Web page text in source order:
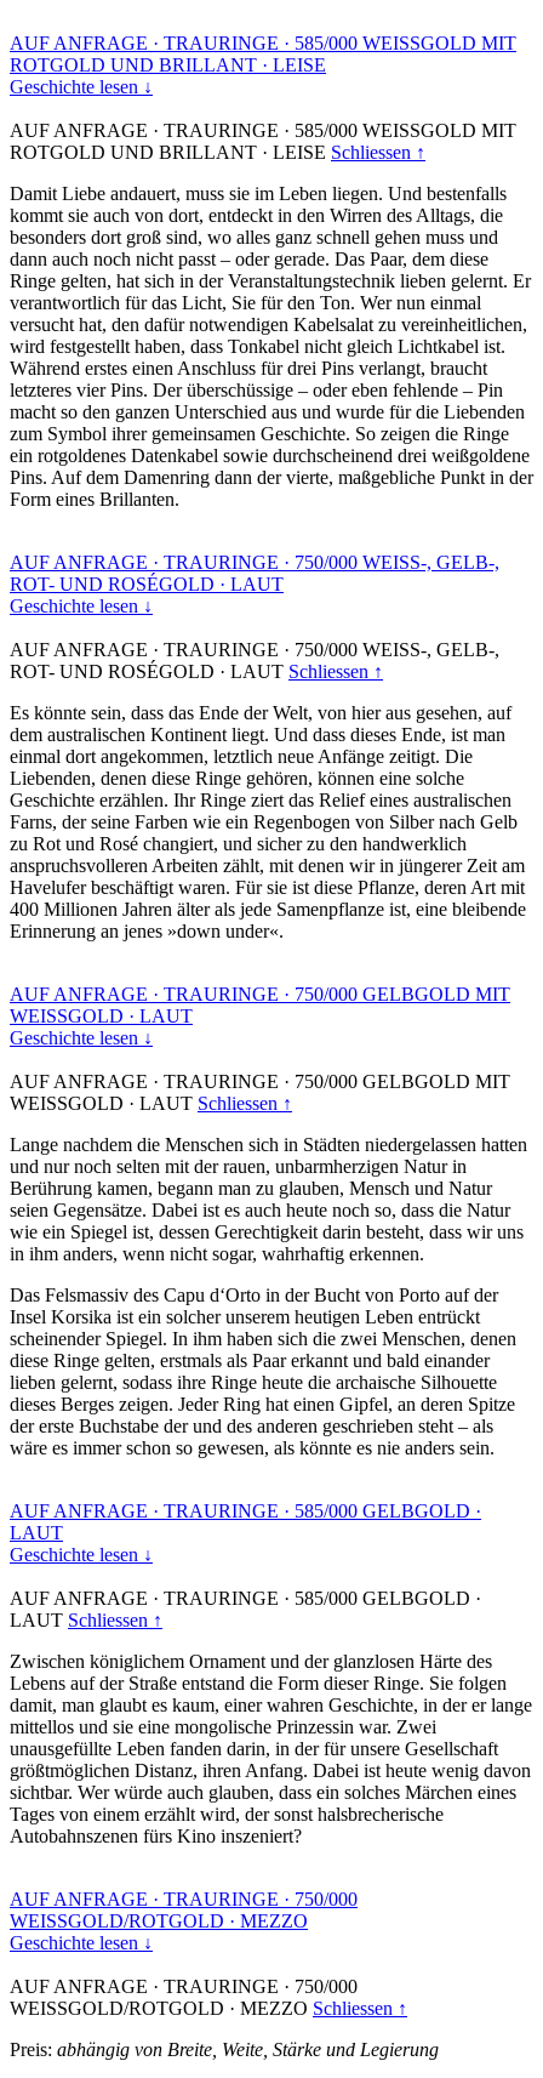
AUF ANFRAGE · TRAURINGE · 585/000 WEISSGOLD MIT
ROTGOLD UND BRILLANT · LEISE
Geschichte lesen ↓
AUF ANFRAGE · TRAURINGE · 585/000 WEISSGOLD MIT
ROTGOLD UND BRILLANT · LEISE Schliessen ↑
Damit Liebe andauert, muss sie im Leben liegen. Und bestenfalls
kommt sie auch von dort, entdeckt in den Wirren des Alltags, die
besonders dort groß sind, wo alles ganz schnell gehen muss und
dann auch noch nicht passt – oder gerade. Das Paar, dem diese
Ringe gelten, hat sich in der Veranstaltungstechnik lieben gelernt. Er
verantwortlich für das Licht, Sie für den Ton. Wer nun einmal
versucht hat, den dafür notwendigen Kabelsalat zu vereinheitlichen,
wird festgestellt haben, dass Tonkabel nicht gleich Lichtkabel ist.
Während erstes einen Anschluss für drei Pins verlangt, braucht
letzteres vier Pins. Der überschüssige – oder eben fehlende – Pin
macht so den ganzen Unterschied aus und wurde für die Liebenden
zum Symbol ihrer gemeinsamen Geschichte. So zeigen die Ringe
ein rotgoldenes Datenkabel sowie durchscheinend drei weißgoldene
Pins. Auf dem Damenring dann der vierte, maßgebliche Punkt in der
Form eines Brillanten.
AUF ANFRAGE · TRAURINGE · 750/000 WEISS-, GELB-,
ROT- UND ROSÉGOLD · LAUT
Geschichte lesen ↓
AUF ANFRAGE · TRAURINGE · 750/000 WEISS-, GELB-,
ROT- UND ROSÉGOLD · LAUT Schliessen ↑
Es könnte sein, dass das Ende der Welt, von hier aus gesehen, auf
dem australischen Kontinent liegt. Und dass dieses Ende, ist man
einmal dort angekommen, letztlich neue Anfänge zeitigt. Die
Liebenden, denen diese Ringe gehören, können eine solche
Geschichte erzählen. Ihr Ringe ziert das Relief eines australischen
Farns, der seine Farben wie ein Regenbogen von Silber nach Gelb
zu Rot und Rosé changiert, und sicher zu den handwerklich
anspruchsvolleren Arbeiten zählt, mit denen wir in jüngerer Zeit am
Havelufer beschäftigt waren. Für sie ist diese Pflanze, deren Art mit
400 Millionen Jahren älter als jede Samenpflanze ist, eine bleibende
Erinnerung an jenes »down under«.
AUF ANFRAGE · TRAURINGE · 750/000 GELBGOLD MIT
WEISSGOLD · LAUT
Geschichte lesen ↓
AUF ANFRAGE · TRAURINGE · 750/000 GELBGOLD MIT
WEISSGOLD · LAUT Schliessen ↑
Lange nachdem die Menschen sich in Städten niedergelassen hatten
und nur noch selten mit der rauen, unbarmherzigen Natur in
Berührung kamen, begann man zu glauben, Mensch und Natur
seien Gegensätze. Dabei ist es auch heute noch so, dass die Natur
wie ein Spiegel ist, dessen Gerechtigkeit darin besteht, dass wir uns
in ihm anders, wenn nicht sogar, wahrhaftig erkennen.
Das Felsmassiv des Capu d‘Orto in der Bucht von Porto auf der
Insel Korsika ist ein solcher unserem heutigen Leben entrückt
scheinender Spiegel. In ihm haben sich die zwei Menschen, denen
diese Ringe gelten, erstmals als Paar erkannt und bald einander
lieben gelernt, sodass ihre Ringe heute die archaische Silhouette
dieses Berges zeigen. Jeder Ring hat einen Gipfel, an deren Spitze
der erste Buchstabe der und des anderen geschrieben steht – als
wäre es immer schon so gewesen, als könnte es nie anders sein.
AUF ANFRAGE · TRAURINGE · 585/000 GELBGOLD ·
LAUT
Geschichte lesen ↓
AUF ANFRAGE · TRAURINGE · 585/000 GELBGOLD ·
LAUT Schliessen ↑
Zwischen königlichem Ornament und der glanzlosen Härte des
Lebens auf der Straße entstand die Form dieser Ringe. Sie folgen
damit, man glaubt es kaum, einer wahren Geschichte, in der er lange
mittellos und sie eine mongolische Prinzessin war. Zwei
unausgefüllte Leben fanden darin, in der für unsere Gesellschaft
größtmöglichen Distanz, ihren Anfang. Dabei ist heute wenig davon
sichtbar. Wer würde auch glauben, dass ein solches Märchen eines
Tages von einem erzählt wird, der sonst halsbrecherische
Autobahnszenen fürs Kino inszeniert?
AUF ANFRAGE · TRAURINGE · 750/000
WEISSGOLD/ROTGOLD · MEZZO
Geschichte lesen ↓
AUF ANFRAGE · TRAURINGE · 750/000
WEISSGOLD/ROTGOLD · MEZZO Schliessen ↑
Preis: abhängig von Breite, Weite, Stärke und Legierung